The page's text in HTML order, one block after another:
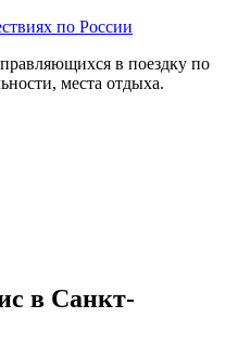
по России
в поездку по
места отдыха.
в Санкт-